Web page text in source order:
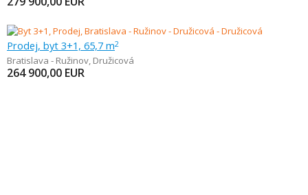
Prodej, byt 3+1, 65,7 m2
Bratislava - Ružinov, Družicová
264 900,00 EUR